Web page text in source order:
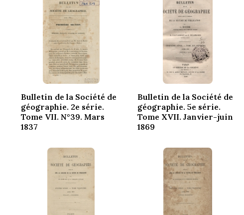
Bulletin de la Société de
géographie. 2e série.
Tome VII. N°39. Mars
1837
Bulletin de la Société de
géographie. 5e série.
Tome XVII. Janvier-juin
1869